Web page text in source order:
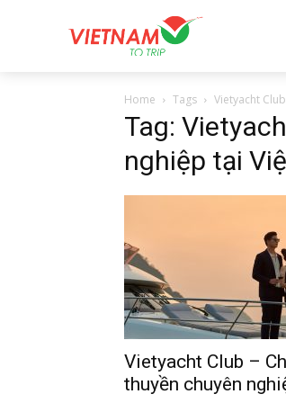
Home Tags Vietyacht
Tag:
nghiệp tại
Vietyacht Club –
thuyền chuyên